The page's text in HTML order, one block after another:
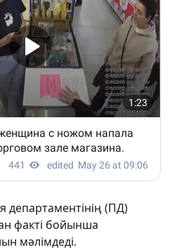
(ПД)
факті бойынша
мәлімдеді.